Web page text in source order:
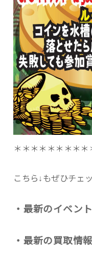
＊＊＊＊＊＊＊＊
こちら↓もぜひチェ
・最新のイベン
・最新の買取情